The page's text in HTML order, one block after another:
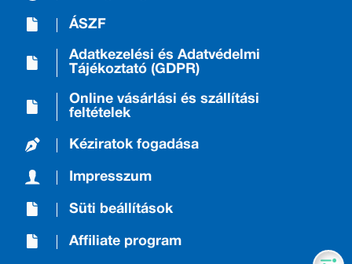
ÁSZF
Adatkezelési és Adatvédelmi
Tájékoztató (GDPR)
Online vásárlási és szállítási
feltételek
Kéziratok fogadása
Impresszum
Süti beállítások
Affiliate program